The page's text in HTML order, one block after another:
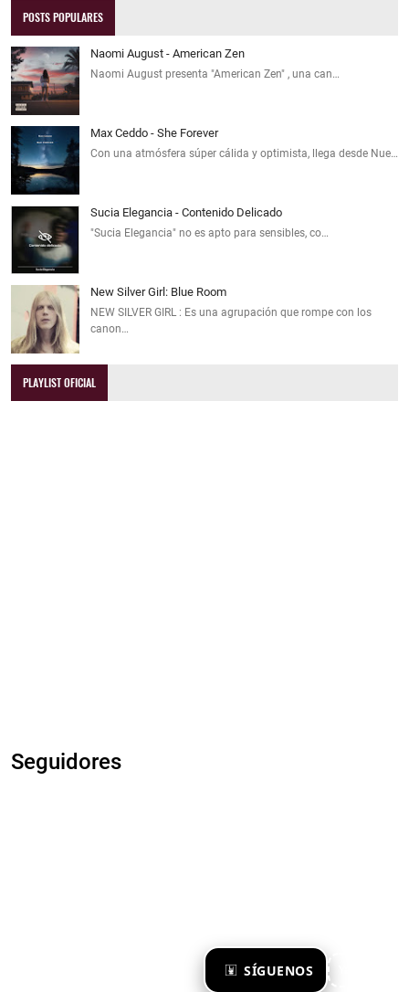
SÍGUENOS
POSTS POPULARES
Naomi August - American Zen
Naomi August presenta "American Zen" , una can…
Max Ceddo - She Forever
Con una atmósfera súper cálida y optimista, llega desde Nue…
Sucia Elegancia - Contenido Delicado
"Sucia Elegancia" no es apto para sensibles, co…
New Silver Girl: Blue Room
NEW SILVER GIRL : Es una agrupación que rompe con los
canon…
PLAYLIST OFICIAL
Seguidores